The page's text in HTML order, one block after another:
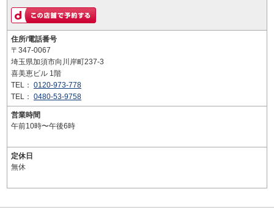
住所/電話番号
〒347-0067
埼玉県加須市向川岸町237-3
喜美恵ビル 1階
TEL： 0120-973-778
TEL： 0480-53-9758
営業時間
午前10時〜午後6時
定休日
無休